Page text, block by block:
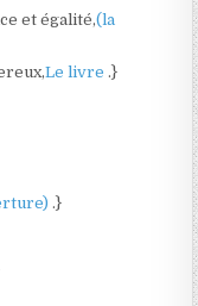
et égalité,(la
Le livre.}
.}